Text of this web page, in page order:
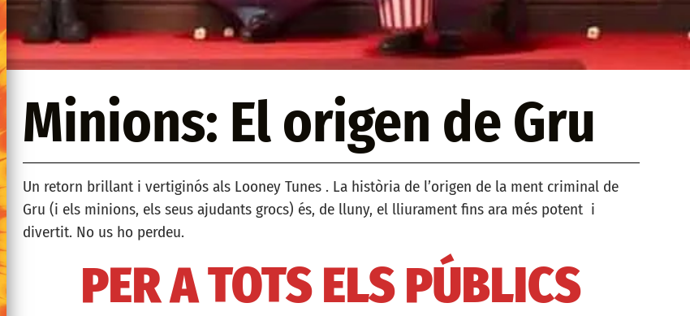
Minions: El origen de Gru
Un retorn brillant i vertiginós als Looney Tunes . La història de l’origen de la ment criminal de
Gru (i els minions, els seus ajudants grocs) és, de lluny, el lliurament fins ara més potent i
divertit. No us ho perdeu.
PER A TOTS ELS PÚBLICS